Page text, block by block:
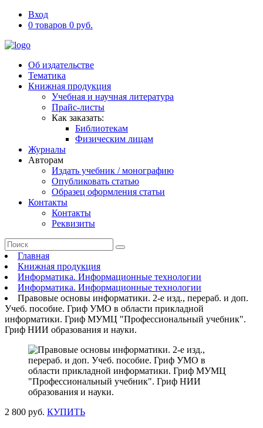
Вход
0 товаров 0 руб.
Об издательстве
Тематика
Книжная продукция
Учебная и научная литература
Прайс-листы
Как заказать:
Библиотекам
Физическим лицам
Журналы
Авторам
Издать учебник / монографию
Опубликовать статью
Образец оформления статьи
Контакты
Контакты
Реквизиты
Главная
Книжная продукция
Информатика. Информационные технологии
Информатика. Информационные технологии
Правовые основы информатики. 2-е изд., перераб. и доп.
Учеб. пособие. Гриф УМО в области прикладной
информатики. Гриф МУМЦ "Профессиональный учебник".
Гриф НИИ образования и науки.
2 800 руб. КУПИТЬ